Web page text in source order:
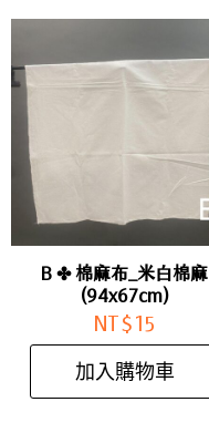
B ✤ 棉麻布_米白棉麻
(94x67cm)
NT$ 15
加入購物車